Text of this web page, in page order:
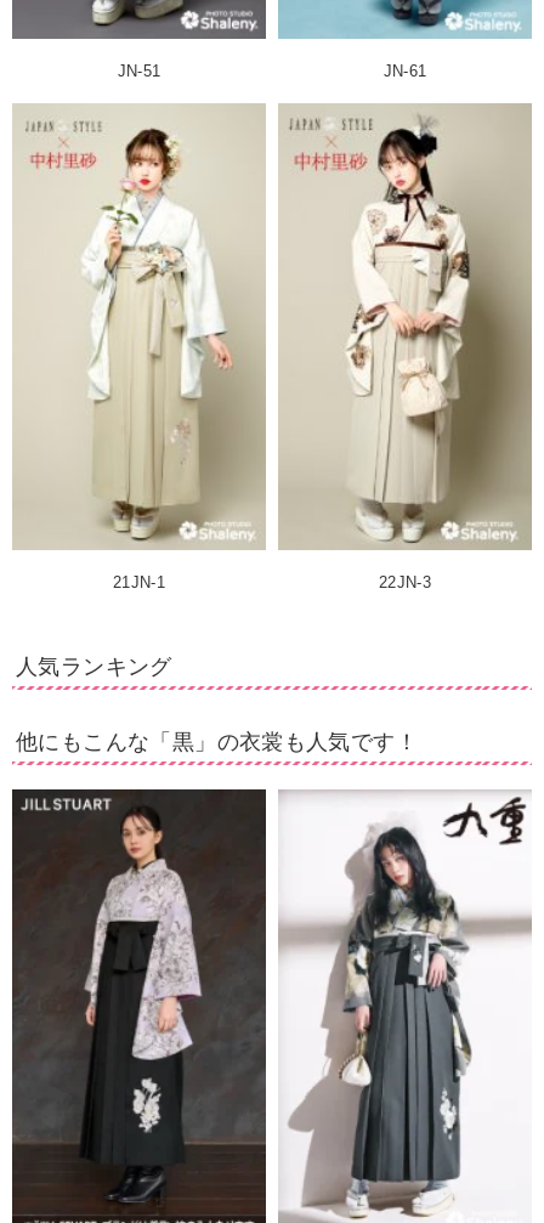
JN-51 JN-61
21JN-1 22JN-3
人気ランキング
他にもこんな「黒」の衣裳も人気です！